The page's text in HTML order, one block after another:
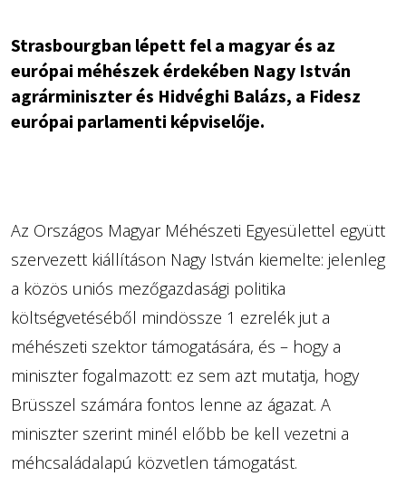
Strasbourgban lépett fel a magyar és az
európai méhészek érdekében Nagy István
agrárminiszter és Hidvéghi Balázs, a Fidesz
európai parlamenti képviselője.
Az Országos Magyar Méhészeti Egyesülettel együtt
szervezett kiállításon Nagy István kiemelte: jelenleg
a közös uniós mezőgazdasági politika
költségvetéséből mindössze 1 ezrelék jut a
méhészeti szektor támogatására, és – hogy a
miniszter fogalmazott: ez sem azt mutatja, hogy
Brüsszel számára fontos lenne az ágazat. A
miniszter szerint minél előbb be kell vezetni a
méhcsaládalapú közvetlen támogatást.